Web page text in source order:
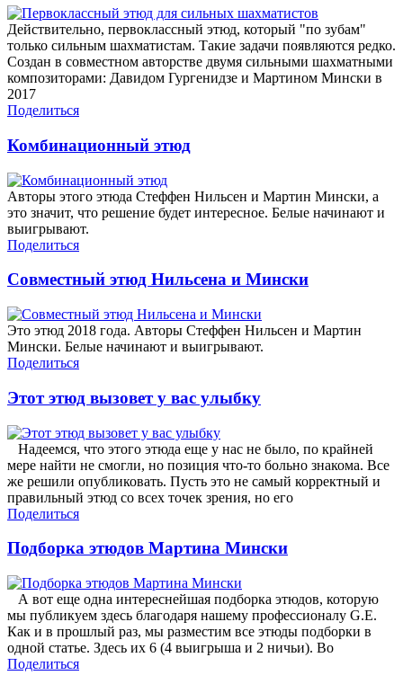
Действительно, первоклассный этюд, который "по зубам"
только сильным шахматистам. Такие задачи появляются редко.
Создан в совместном авторстве двумя сильными шахматными
композиторами: Давидом Гургенидзе и Мартином Мински в
2017
Поделиться
Комбинационный этюд
Авторы этого этюда Стеффен Нильсен и Мартин Мински, а
это значит, что решение будет интересное. Белые начинают и
выигрывают.
Поделиться
Совместный этюд Нильсена и Мински
Это этюд 2018 года. Авторы Стеффен Нильсен и Мартин
Мински. Белые начинают и выигрывают.
Поделиться
Этот этюд вызовет у вас улыбку
Надеемся, что этого этюда еще у нас не было, по крайней
мере найти не смогли, но позиция что-то больно знакома. Все
же решили опубликовать. Пусть это не самый корректный и
правильный этюд со всех точек зрения, но его
Поделиться
Подборка этюдов Мартина Мински
А вот еще одна интереснейшая подборка этюдов, которую
мы публикуем здесь благодаря нашему профессионалу G.E.
Как и в прошлый раз, мы разместим все этюды подборки в
одной статье. Здесь их 6 (4 выигрыша и 2 ничьи). Во
Поделиться